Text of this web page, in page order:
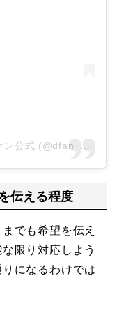
伝える程度
でも希望を伝え
限り対応しよう
になるわけでは